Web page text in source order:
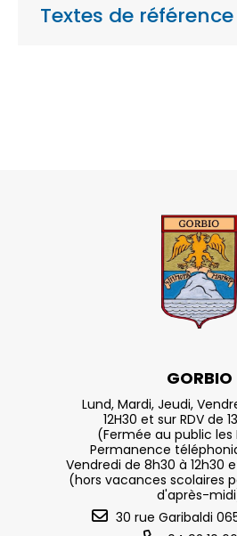
Textes de référence
GORBIO
Lund, Mardi, Jeudi,
12H30 et sur RDV de
(Fermée au public les
Permanence
Vendredi de 8h30 à 12h30
(hors vacances scolaires
d'après-
30 rue Garibaldi